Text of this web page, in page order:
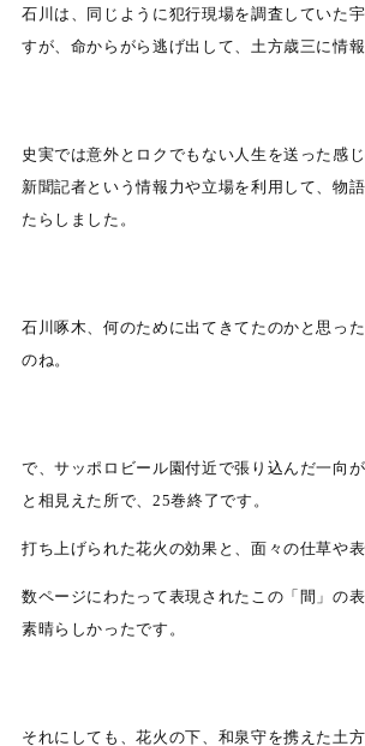
石川は、同じように犯行現場を調査していた
すが、命からがら逃げ出して、土方歳三に情
史実では意外とロクでもない人生を送った感
新聞記者という情報力や立場を利用して、物
たらしました。
石川啄木、何のために出てきてたのかと思っ
のね。
で、サッポロビール園付近で張り込んだ一向
と相見えた所で、25巻終了です。
打ち上げられた花火の効果と、面々の仕草や表
数ページにわたって表現されたこの「間」の
素晴らしかったです。
それにしても、花火の下、和泉守を携えた土